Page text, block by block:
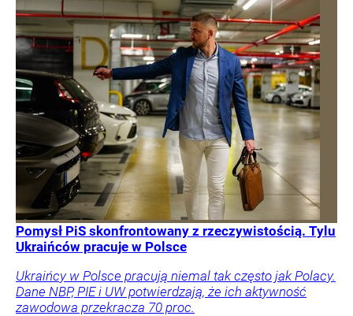
Pomysł PiS skonfrontowany z rzeczywistością. Tylu
Ukraińców pracuje w Polsce
Ukraińcy w Polsce pracują niemal tak często jak Polacy.
Dane NBP, PIE i UW potwierdzają, że ich aktywność
zawodowa przekracza 70 proc.